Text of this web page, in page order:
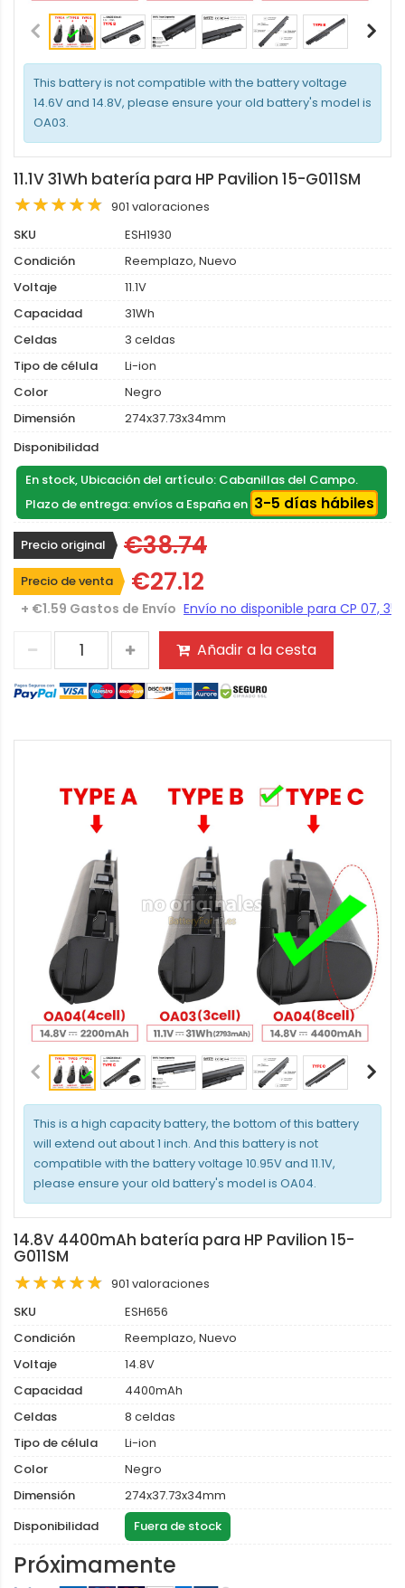
This battery is not compatible with the battery voltage
14.6V and 14.8V, please ensure your old battery's model is
OA03.
11.1V 31Wh batería para HP Pavilion 15-G011SM
901 valoraciones
SKU
ESH1930
Condición
Reemplazo, Nuevo
Voltaje
11.1V
Capacidad
31Wh
Celdas
3 celdas
Tipo de célula
Li-ion
Color
Negro
Dimensión
274x37.73x34mm
Disponibilidad
En stock, Ubicación del artículo: Cabanillas del Campo.
Plazo de entrega: envíos a España en 3-5 días hábiles
Precio original €38.74
Precio de venta €27.12
+ €1.59 Gastos de Envío
Añadir a la cesta
This is a high capacity battery, the bottom of this battery
will extend out about 1 inch. And this battery is not
compatible with the battery voltage 10.95V and 11.1V,
please ensure your old battery's model is OA04.
14.8V 4400mAh batería para HP Pavilion 15-
G011SM
901 valoraciones
SKU
ESH656
Condición
Reemplazo, Nuevo
Voltaje
14.8V
Capacidad
4400mAh
Celdas
8 celdas
Tipo de célula
Li-ion
Color
Negro
Dimensión
274x37.73x34mm
Disponibilidad
Fuera de stock
Próximamente